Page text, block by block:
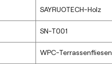
SAYRUOTECH-Holz
SN-T001
WPC-Terrassenfliesen